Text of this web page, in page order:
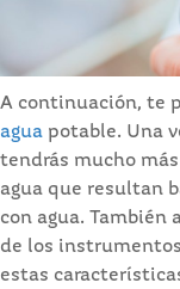
A continuación, te
agua potable. Una
tendrás mucho
agua que resultan
con agua. También
de los
estas